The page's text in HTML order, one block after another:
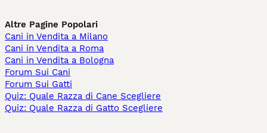
Altre Pagine Popolari
Cani in Vendita a Milano
Cani in Vendita a Roma
Cani in Vendita a Bologna
Forum Sui Cani
Forum Sui Gatti
Quiz: Quale Razza di Cane Scegliere
Quiz: Quale Razza di Gatto Scegliere